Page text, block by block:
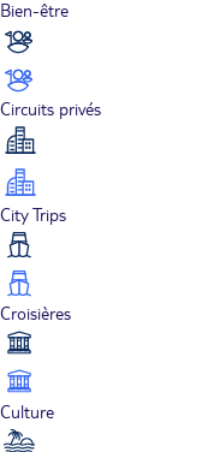
Bien-être
Circuits privés
City Trips
Croisières
Culture